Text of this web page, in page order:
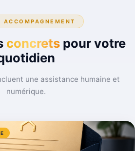
ACCOMPAGNEMENT
concrets pour votre
une assistance humaine et
numérique.